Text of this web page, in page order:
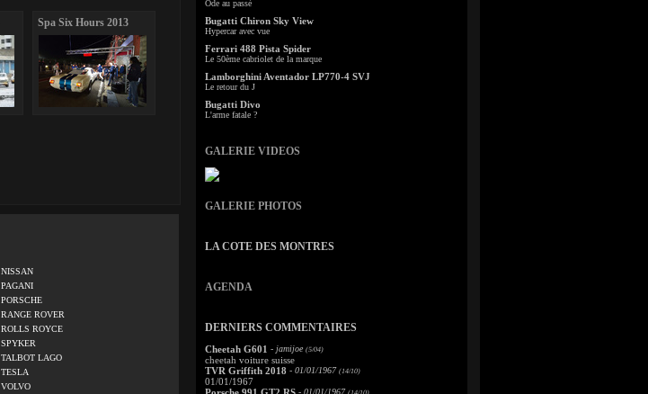
Spa Six Hours 2013
NISSAN
PAGANI
PORSCHE
RANGE ROVER
ROLLS ROYCE
SPYKER
TALBOT LAGO
TESLA
VOLVO
Ode au passé
Bugatti Chiron Sky View
Hypercar avec vue
Ferrari 488 Pista Spider
Le 50ème cabriolet de la marque
Lamborghini Aventador LP770-4 SVJ
Le retour du J
Bugatti Divo
L'arme fatale ?
GALERIE VIDEOS
GALERIE PHOTOS
LA COTE DES MONTRES
AGENDA
DERNIERS COMMENTAIRES
Cheetah G601 - jamijoe (5/04)
cheetah voiture suisse
TVR Griffith 2018 - 01/01/1967 (14/10)
01/01/1967
- 01/01/1967